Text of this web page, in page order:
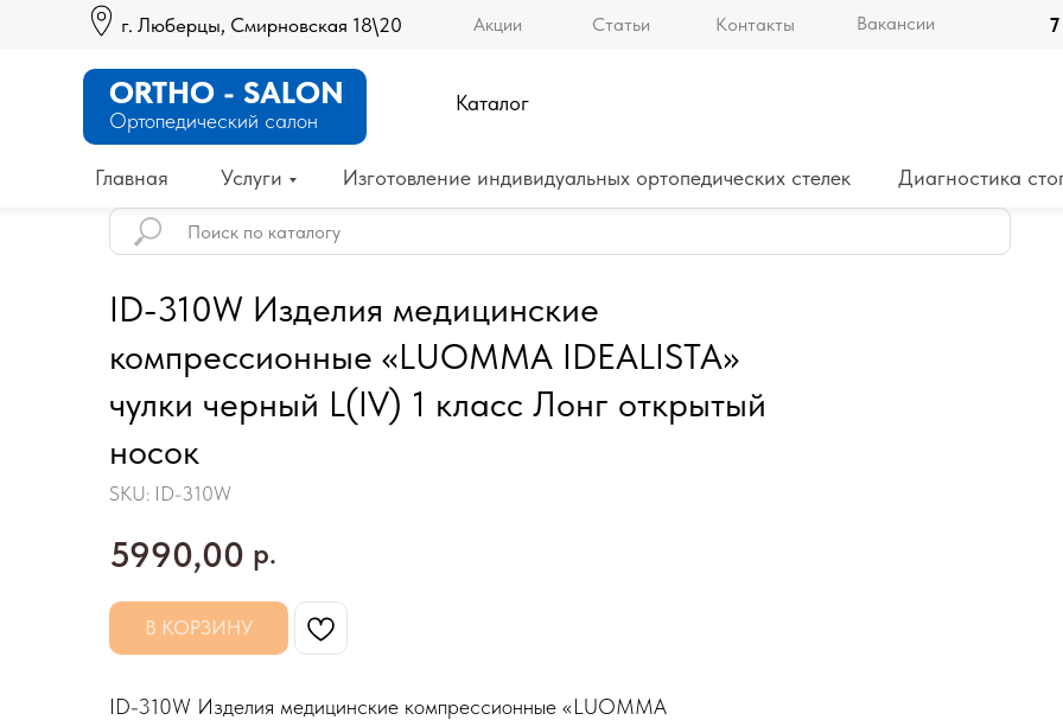
г. Люберцы, Смирновская 18\20 Вакансии
Контакты
Статьи
Акции
Главная Изготовление индивидуальных ортопедических стелек Диагностика
Ортопедический салон
ORTHO - SALON
Услуги
Каталог
ID-310W Изделия медицинские
компрессионные «LUOMMA IDEALISTA»
чулки черный L(IV) 1 класс Лонг открытый
носок
SKU: ID-310W
5990,00 р.
В КОРЗИНУ
ID-310W Изделия медицинские компрессионные «LUOMMA